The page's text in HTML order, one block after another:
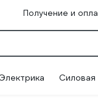
Получение и
Силовая